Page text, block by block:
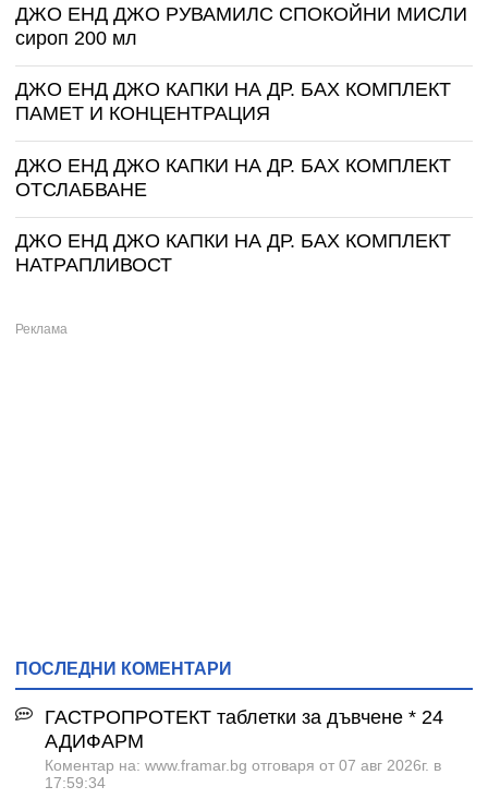
ДЖО ЕНД ДЖО РУВАМИЛС СПОКОЙНИ МИСЛИ
сироп 200 мл
ДЖО ЕНД ДЖО КАПКИ НА ДР. БАХ КОМПЛЕКТ
ПАМЕТ И КОНЦЕНТРАЦИЯ
ДЖО ЕНД ДЖО КАПКИ НА ДР. БАХ КОМПЛЕКТ
ОТСЛАБВАНЕ
ДЖО ЕНД ДЖО КАПКИ НА ДР. БАХ КОМПЛЕКТ
НАТРАПЛИВОСТ
ПОСЛЕДНИ КОМЕНТАРИ
ГАСТРОПРОТЕКТ таблетки за дъвчене * 24
АДИФАРМ
Коментар на: www.framar.bg отговаря от 07 авг 2026г. в
17:59:34